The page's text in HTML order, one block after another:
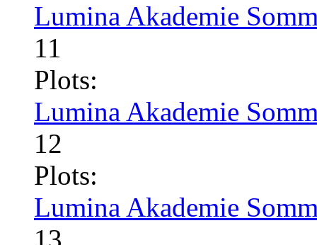
Lumina Akademie
11
Plots:
Lumina Akademie
12
Plots:
Lumina Akademie